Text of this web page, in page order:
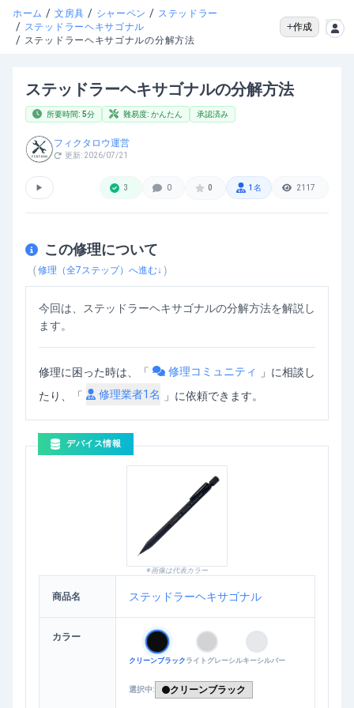
ホーム / 文房具 / シャーペン / ステッドラー
/ ステッドラーヘキサゴナル
/ ステッドラーヘキサゴナルの分解方法
作成
ステッドラーヘキサゴナルの分解方法
所要時間: 5分 難易度: かんたん 承認済み
フィクタロウ運営
更新: 2026/07/21
▶ 3 0 0 1 名 2117
この修理について
（修理（全7 ステップ）へ進む↓ ）
今回は、ステッドラーヘキサゴナルの分解方法を解説し
ます。
修理に困った時は、「 修理コミュニティ 」 に相談し
たり、「
修理業者1名 」に依頼できます。
デバイス情報
※画像は代表カラー
商品名 ステッドラーヘキサゴナル
カラー
クリーンブラック ライトグレーシルキーシルバー
選択中: クリーンブラック